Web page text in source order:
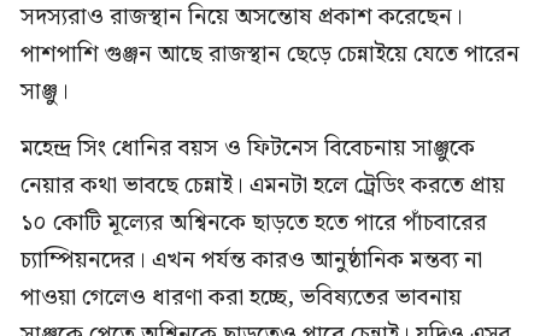
সদস্যরাও রাজস্থান নিয়ে অসন্তোষ প্রকাশ করেছেন।
পাশপাশি গুঞ্জন আছে রাজস্থান ছেড়ে চেন্নাইয়ে যেতে পারেন
সাঞ্জু।
মহেন্দ্র সিং ধোনির বয়স ও ফিটনেস বিবেচনায় সাঞ্জুকে
নেয়ার কথা ভাবছে চেন্নাই। এমনটা হলে ট্রেডিং করতে প্রায়
১০ কোটি মূল্যের অশ্বিনকে ছাড়তে হতে পারে পাঁচবারের
চ্যাম্পিয়নদের। এখন পর্যন্ত কারও আনুষ্ঠানিক মন্তব্য না
পাওয়া গেলেও ধারণা করা হচ্ছে, ভবিষ্যতের ভাবনায়